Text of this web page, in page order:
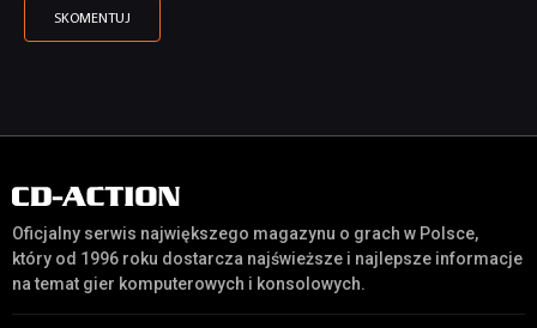
Oficjalny serwis największego magazynu o grach w Polsce,
który od 1996 roku dostarcza najświeższe i najlepsze informacje
na temat gier komputerowych i konsolowych.